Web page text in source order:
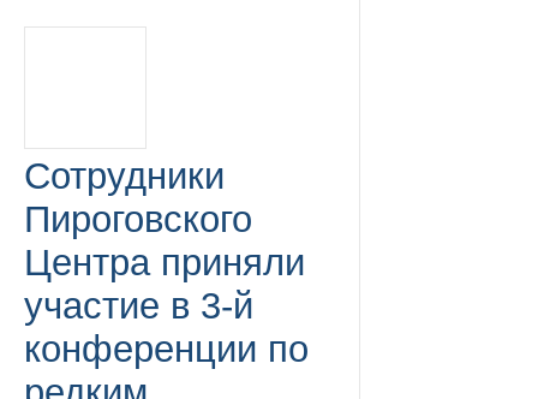
Сотрудники
Пироговского
Центра приняли
участие в 3-й
конференции по